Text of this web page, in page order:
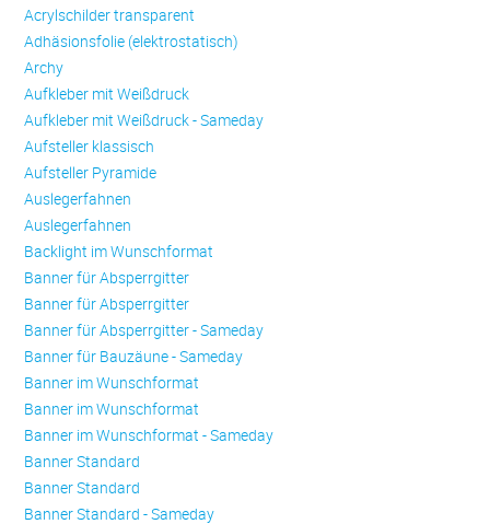
Acrylschilder transparent
Adhäsionsfolie (elektrostatisch)
Archy
Aufkleber mit Weißdruck
Aufkleber mit Weißdruck - Sameday
Aufsteller klassisch
Aufsteller Pyramide
Auslegerfahnen
Auslegerfahnen
Backlight im Wunschformat
Banner für Absperrgitter
Banner für Absperrgitter
Banner für Absperrgitter - Sameday
Banner für Bauzäune - Sameday
Banner im Wunschformat
Banner im Wunschformat
Banner im Wunschformat - Sameday
Banner Standard
Banner Standard
Banner Standard - Sameday